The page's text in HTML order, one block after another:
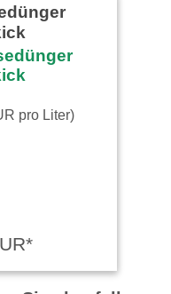
pro Liter)